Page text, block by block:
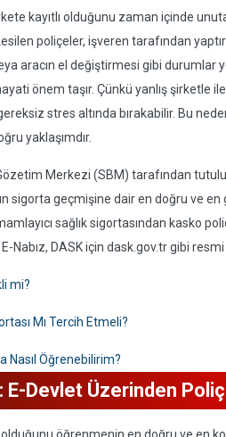
kayıtlı olduğunu zaman içinde
poliçeler, işveren tarafından
aracın el değiştirmesi gibi durumlar
önem taşır. Çünkü yanlış şirketle
stres altında bırakabilir. Bu
yaklaşımdır.
Merkezi (SBM) tarafından
sigorta geçmişine dair en doğru ve en
sağlık sigortasından kasko
Nabız, DASK için dask.gov.tr gibi
mi?
Mı Tercih Etmeli?
Nasıl Öğrenebilirim?
E-Devlet Üzerinden